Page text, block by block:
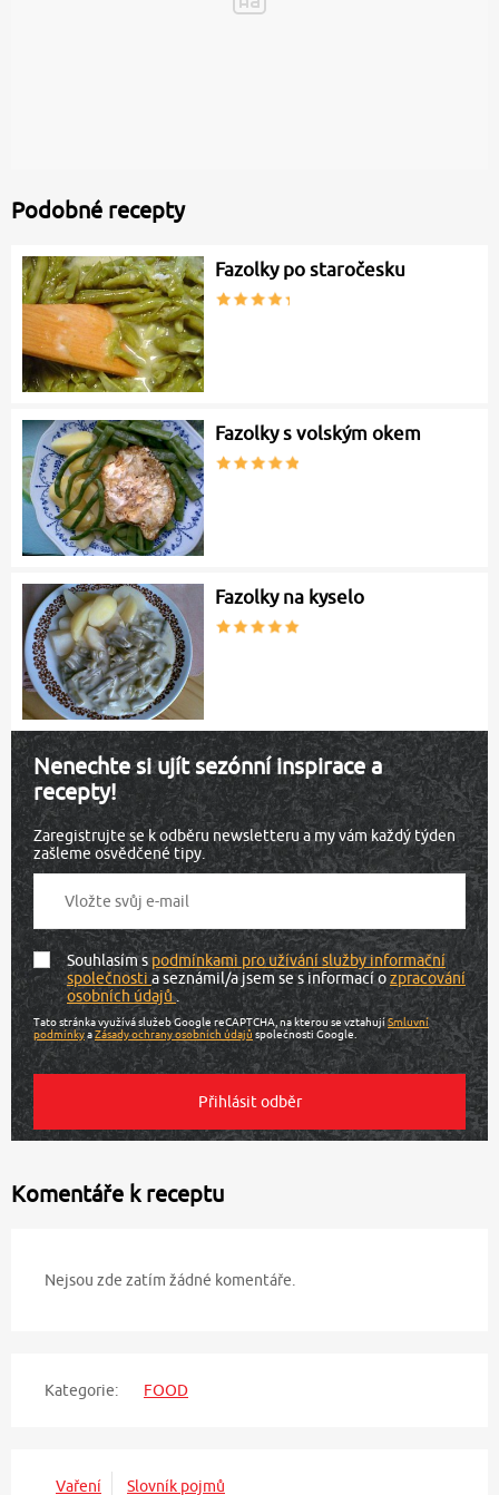
Podobné recepty
Fazolky po staročesku
Fazolky s volským okem
Fazolky na kyselo
Nenechte si ujít sezónní inspirace a
recepty!
Zaregistrujte se k odběru newsletteru a my vám každý týden
zašleme osvědčené tipy.
Souhlasím spodmínkami pro užívání služby informační
společnostia seznámil/a jsem se s informací ozpracování
osobních údajů.
Tato stránka využívá služeb Google reCAPTCHA, na kterou se vztahujíSmluvní
podmínkyaZásady ochrany osobních údajů společnosti Google.
Komentáře k receptu
Nejsou zde zatím žádné komentáře.
Kategorie: FOOD
Vaření Slovník pojmů